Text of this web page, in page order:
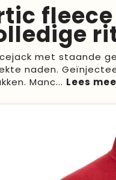
met staande
naden.
Manc...